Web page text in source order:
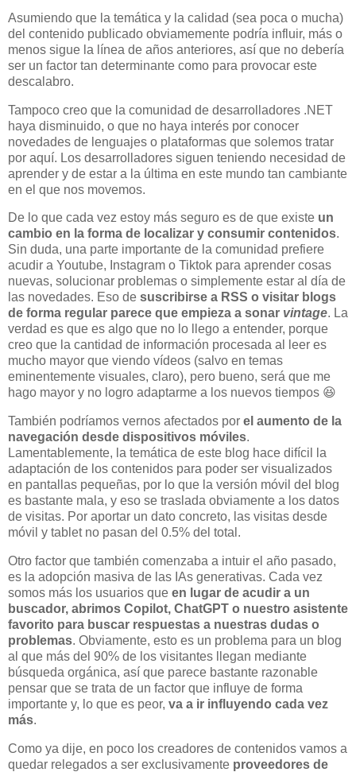
Asumiendo que la temática y la calidad (sea poca o mucha)
del contenido publicado obviamemente podría influir, más o
menos sigue la línea de años anteriores, así que no debería
ser un factor tan determinante como para provocar este
descalabro.
Tampoco creo que la comunidad de desarrolladores .NET
haya disminuido, o que no haya interés por conocer
novedades de lenguajes o plataformas que solemos tratar
por aquí. Los desarrolladores siguen teniendo necesidad de
aprender y de estar a la última en este mundo tan cambiante
en el que nos movemos.
De lo que cada vez estoy más seguro es de que existe un
cambio en la forma de localizar y consumir contenidos.
Sin duda, una parte importante de la comunidad prefiere
acudir a Youtube, Instagram o Tiktok para aprender cosas
nuevas, solucionar problemas o simplemente estar al día de
las novedades. Eso de suscribirse a RSS o visitar blogs
de forma regular parece que empieza a sonar vintage. La
verdad es que es algo que no lo llego a entender, porque
creo que la cantidad de información procesada al leer es
mucho mayor que viendo vídeos (salvo en temas
eminentemente visuales, claro), pero bueno, será que me
hago mayor y no logro adaptarme a los nuevos tiempos 😆
También podríamos vernos afectados por el aumento de la
navegación desde dispositivos móviles.
Lamentablemente, la temática de este blog hace difícil la
adaptación de los contenidos para poder ser visualizados
en pantallas pequeñas, por lo que la versión móvil del blog
es bastante mala, y eso se traslada obviamente a los datos
de visitas. Por aportar un dato concreto, las visitas desde
móvil y tablet no pasan del 0.5% del total.
Otro factor que también comenzaba a intuir el año pasado,
es la adopción masiva de las IAs generativas. Cada vez
somos más los usuarios que en lugar de acudir a un
buscador, abrimos Copilot, ChatGPT o nuestro asistente
favorito para buscar respuestas a nuestras dudas o
problemas. Obviamente, esto es un problema para un blog
al que más del 90% de los visitantes llegan mediante
búsqueda orgánica, así que parece bastante razonable
pensar que se trata de un factor que influye de forma
importante y, lo que es peor, va a ir influyendo cada vez
más.
Como ya dije, en poco los creadores de contenidos vamos a
quedar relegados a ser exclusivamente proveedores de